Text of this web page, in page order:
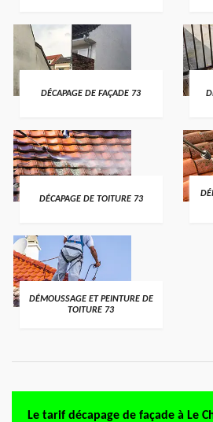
DÉCAPAGE DE FAÇADE 73
DÉCAPAGE DE TOITURE 73
DÉMOUSSAGE ET PEINTURE DE
TOITURE 73
Le tarif décapage de façade à Le